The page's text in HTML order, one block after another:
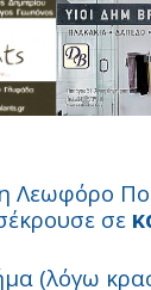
Λεωφόρο
σε
(λόγω